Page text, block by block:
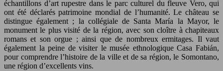
échantillons d’art rupestre dans le parc culturel du fleuve Vero, qui
ont été déclarés patrimoine mondial de l’humanité. Le château se
distingue également ; la collégiale de Santa María la Mayor, le
monument le plus visité de la région, avec son cloître à chapiteaux
romans et son orgue ; ainsi que de nombreux ermitages. Il vaut
également la peine de visiter le musée ethnologique Casa Fabián,
pour comprendre l’histoire de la ville et de sa région, le Somontano,
une région d’excellents vins.